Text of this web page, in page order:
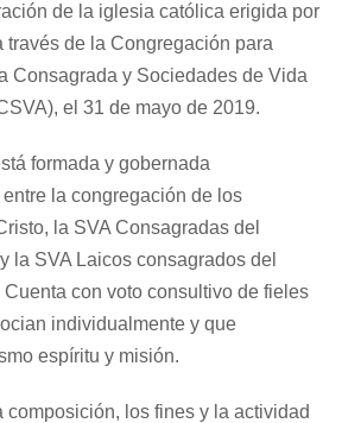
de la iglesia católica erigida por
través de la Congregación para
Consagrada y Sociedades de Vida
el 31 de mayo de 2019.
formada y gobernada
la congregación de los
la SVA Consagradas del
la SVA Laicos consagrados del
Cuenta con voto consultivo de fieles
individualmente y que
espíritu y misión.
composición, los fines y la actividad